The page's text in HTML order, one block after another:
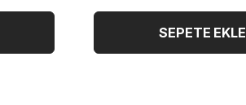
SEPETE EKLE